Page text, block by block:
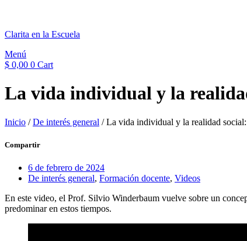
Clarita en la Escuela
Menú
$ 0,00 0 Cart
La vida individual y la
Inicio /De interés general / La vida individual y la realidad
Compartir
6 de febrero de 2024
De interés general, Formación docente, Videos
En este video, el Prof. Silvio Winderbaum vuelve sobre un
predominar en estos tiempos.